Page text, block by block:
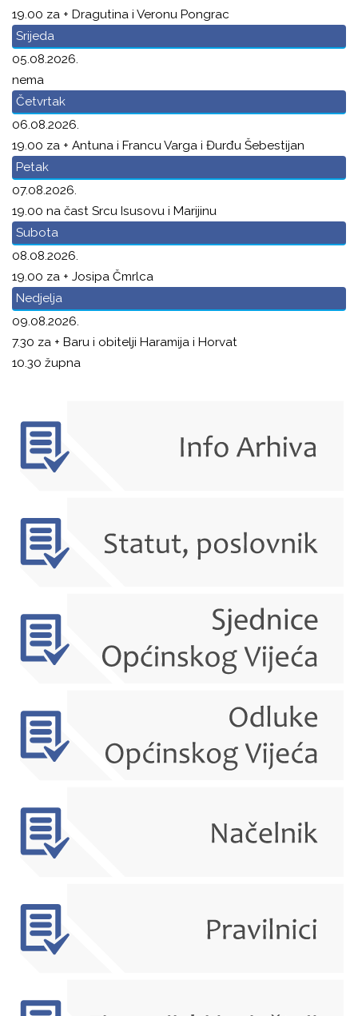
19.00 za + Dragutina i Veronu Pongrac
Srijeda
05.08.2026.
nema
Četvrtak
06.08.2026.
19.00 za + Antuna i Francu Varga i Đurđu Šebestijan
Petak
07.08.2026.
19.00 na čast Srcu Isusovu i Marijinu
Subota
08.08.2026.
19.00 za + Josipa Čmrlca
Nedjelja
09.08.2026.
7.30 za + Baru i obitelji Haramija i Horvat
10.30 župna